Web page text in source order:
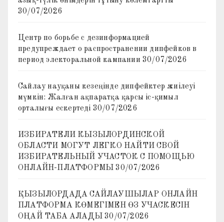
30/07/2026
Центр по борьбе с дезинформацией
предупреждает о распространении дипфейков в
период электоральной кампании 30/07/2026
Сайлау науқаны кезеңінде дипфейктер жиілеуі
мүмкін: Жалған ақпаратқа қарсы іс-қимыл
орталығы ескертеді 30/07/2026
ИЗБИРАТЕЛИ КЫЗЫЛОРДИНСКОЙ
ОБЛАСТИ МОГУТ ЛЕГКО НАЙТИ СВОЙ
ИЗБИРАТЕЛЬНЫЙ УЧАСТОК С ПОМОЩЬЮ
ОНЛАЙН-ПЛАТФОРМЫ 30/07/2026
ҚЫЗЫЛОРДАДА САЙЛАУШЫЛАР ОНЛАЙН
ПЛАТФОРМА КӨМЕГІМЕН ӨЗ УЧАСКЕСІН
ОҢАЙ ТАБА АЛАДЫ 30/07/2026